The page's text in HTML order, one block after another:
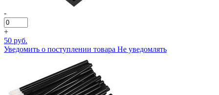
-
+
50 руб.
Уведомить о поступлении товара Не уведомлять